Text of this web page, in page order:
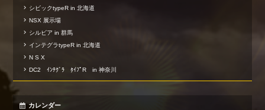
シビックtypeR in 北海道
NSX 展示場
シルビア in 群馬
インテグラtypeR in 北海道
N S X
DC2 ｲﾝﾃｸﾞﾗ ﾀｲﾌﾟR in 神奈川
カレンダー